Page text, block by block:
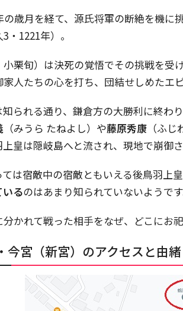
の歳月を経て、源氏将軍の断絶を機に
3・1221年）。
小栗旬）は決死の覚悟でその挑戦を受
人たちの心を打ち、団結せしめたエ
られる通り、鎌倉方の大勝利に終わ
（みうら たねよし）や藤原秀康 （ふ
皇は隠岐島へと流され、現地で崩御さ
は宿敵中の宿敵ともいえる後鳥羽上
いるのはあまり知られていないようです
かれて戦った相手をなぜ、どこにお
今宮（新宮）のアクセスと由緒